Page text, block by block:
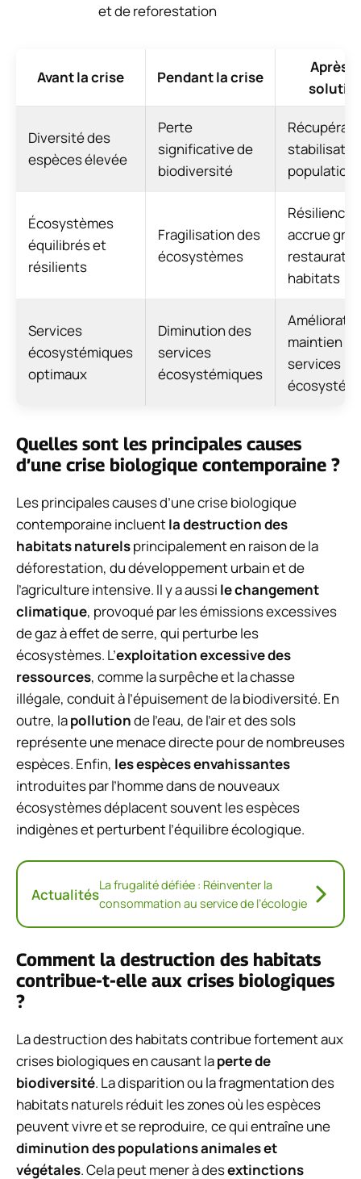
et de reforestation
Avant la crise Pendant la crise
Après
Diversité des
espèces élevée
Perte
significative de
biodiversité
Écosystèmes
équilibrés et
résilients
Fragilisation des
écosystèmes
Résilience
accrue
habitats
Services
écosystémiques
optimaux
Diminution des
services
écosystémiques
maintien
services
Quelles sont les principales causes
d’une crise biologique contemporaine ?
Les principales causes d’une crise biologique
contemporaine incluentla destruction des
habitats naturelsprincipalement en raison de la
déforestation, du développement urbain et de
l’agriculture intensive. Il y a aussi le changement
climatique, provoqué par les émissions excessives
de gaz à effet de serre, qui perturbe les
écosystèmes. L’exploitation excessive des
ressources, comme la surpêche et la chasse
illégale, conduit à l’épuisement de la biodiversité. En
outre, lapollutionde l’eau, de l’air et des sols
représente une menace directe pour de nombreuses
espèces. Enfin, les espèces envahissantes
introduites par l’homme dans de nouveaux
écosystèmes déplacent souvent les espèces
indigènes et perturbent l’équilibre écologique.
ActualitésLa frugalité défiée : Réinventer la
consommation au service de l’écologie
Comment la destruction des habitats
contribue-t-elle aux crises biologiques
?
La destruction des habitats contribue fortement aux
crises biologiques en causant laperte de
biodiversité. La disparition ou la fragmentation des
habitats naturels réduit les zones où les espèces
peuvent vivre et se reproduire, ce qui entraîne une
diminution des populations animales et
végétales. Cela peut mener à desextinctions